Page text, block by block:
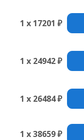
1 x 17201 ₽
1 x 24942 ₽
1 x 26484 ₽
1 x 38659 ₽